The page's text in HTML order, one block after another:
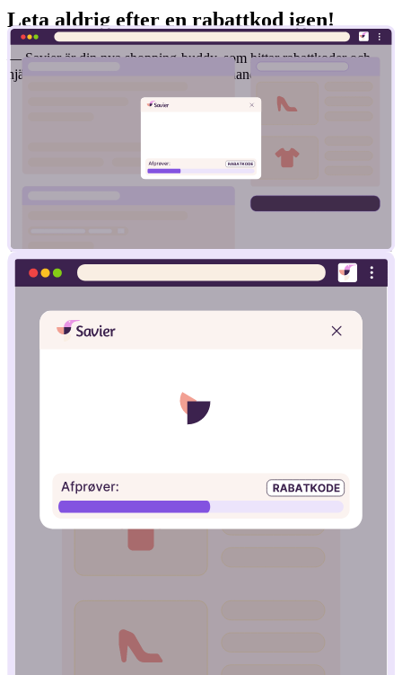
Leta aldrig efter en rabattkod igen!
— Savier är din nya shopping-buddy, som hittar rabattkoder och
hjälper dig att få det bästa priset när du handlar online.